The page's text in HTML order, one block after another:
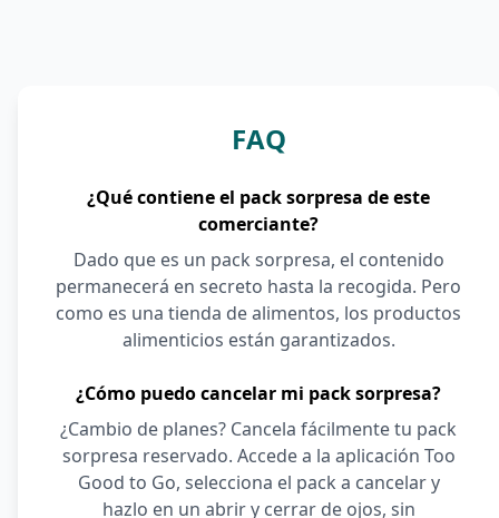
FAQ
¿Qué contiene el pack sorpresa de este
comerciante?
Dado que es un pack sorpresa, el contenido
permanecerá en secreto hasta la recogida. Pero
como es una tienda de alimentos, los productos
alimenticios están garantizados.
¿Cómo puedo cancelar mi pack sorpresa?
¿Cambio de planes? Cancela fácilmente tu pack
sorpresa reservado. Accede a la aplicación Too
Good to Go, selecciona el pack a cancelar y
hazlo en un abrir y cerrar de ojos, sin